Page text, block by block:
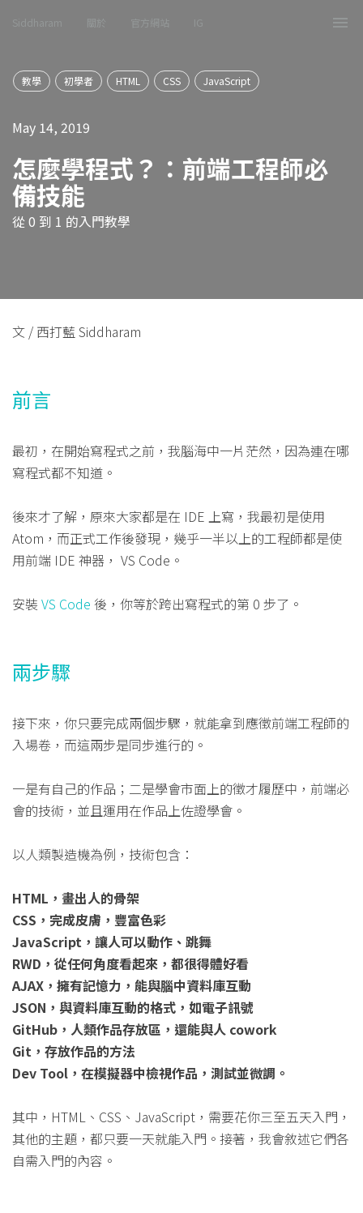
Siddharam 關於 官方網站 IG
教學 初學者 HTML CSS JavaScript
May 14, 2019
怎麼學程式？：前端工程師必
備技能
從 0 到 1 的入門教學
文 / 西打藍 Siddharam
前言
最初，在開始寫程式之前，我腦海中一片茫然，因為連在哪
寫程式都不知道。
後來才了解，原來大家都是在 IDE 上寫，我最初是使用
Atom，而正式工作後發現，幾乎一半以上的工程師都是使
用前端 IDE 神器， VS Code。
安裝 VS Code 後，你等於跨出寫程式的第 0 步了。
兩步驟
接下來，你只要完成兩個步驟，就能拿到應徵前端工程師的
入場卷，而這兩步是同步進行的。
一是有自己的作品；二是學會市面上的徵才履歷中，前端必
會的技術，並且運用在作品上佐證學會。
以人類製造機為例，技術包含：
HTML，畫出人的骨架
CSS，完成皮膚，豐富色彩
JavaScript，讓人可以動作、跳舞
RWD，從任何角度看起來，都很得體好看
AJAX，擁有記憶力，能與腦中資料庫互動
JSON，與資料庫互動的格式，如電子訊號
GitHub，人類作品存放區，還能與人 cowork
Git，存放作品的方法
Dev Tool，在模擬器中檢視作品，測試並微調。
其中，HTML、CSS、JavaScript，需要花你三至五天入門，
其他的主題，都只要一天就能入門。接著，我會敘述它們各
自需入門的內容。